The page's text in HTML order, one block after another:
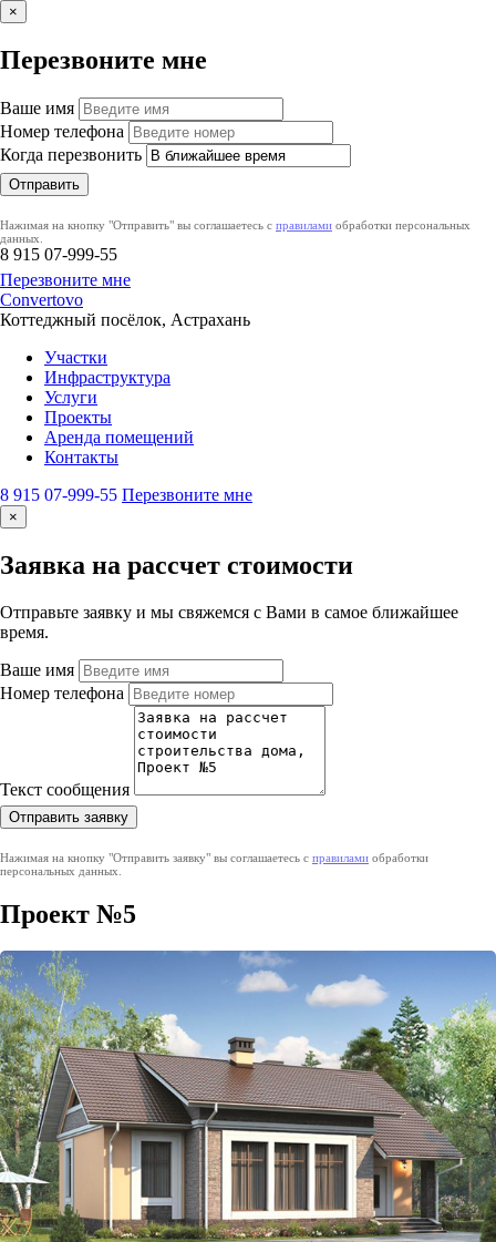
×
Перезвоните мне
Ваше имя
Номер телефона
Когда перезвонить
Нажимая на кнопку "Отправить" вы соглашаетесь с правилами обработки персональных
данных.
8 915 07-999-55
Перезвоните мне
Convertovo
Коттеджный посёлок, Астрахань
Участки
Инфраструктура
Услуги
Проекты
Аренда помещений
Контакты
8 915 07-999-55 Перезвоните мне
×
Заявка на рассчет стоимости
Отправьте заявку и мы свяжемся с Вами в самое ближайшее
время.
Ваше имя
Номер телефона
Текст сообщения
Нажимая на кнопку "Отправить заявку" вы соглашаетесь с правилами обработки
персональных данных.
Проект №5